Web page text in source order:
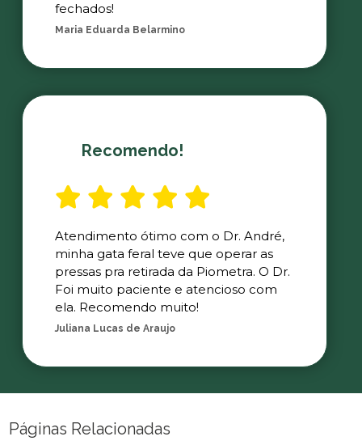
fechados!
Maria Eduarda Belarmino
Recomendo!
Atendimento ótimo com o Dr. André,
minha gata feral teve que operar as
pressas pra retirada da Piometra. O Dr.
Foi muito paciente e atencioso com
ela. Recomendo muito!
Juliana Lucas de Araujo
Páginas Relacionadas